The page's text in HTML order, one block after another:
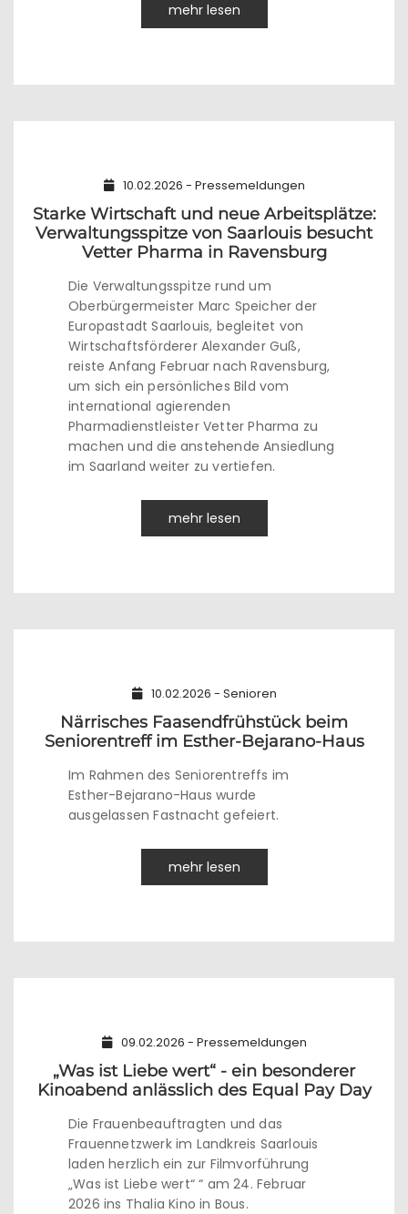
mehr lesen
10.02.2026 - Pressemeldungen
Starke Wirtschaft und neue Arbeitsplätze:
Verwaltungsspitze von Saarlouis besucht
Vetter Pharma in Ravensburg
Die Verwaltungsspitze rund um
Oberbürgermeister Marc Speicher der
Europastadt Saarlouis, begleitet von
Wirtschaftsförderer Alexander Guß,
reiste Anfang Februar nach Ravensburg,
um sich ein persönliches Bild vom
international agierenden
Pharmadienstleister Vetter Pharma zu
machen und die anstehende Ansiedlung
im Saarland weiter zu vertiefen.
mehr lesen
10.02.2026 - Senioren
Närrisches Faasendfrühstück beim
Seniorentreff im Esther-Bejarano-Haus
Im Rahmen des Seniorentreffs im
Esther-Bejarano-Haus wurde
ausgelassen Fastnacht gefeiert.
mehr lesen
09.02.2026 - Pressemeldungen
„Was ist Liebe wert“ - ein besonderer
Kinoabend anlässlich des Equal Pay Day
Die Frauenbeauftragten und das
Frauennetzwerk im Landkreis Saarlouis
laden herzlich ein zur Filmvorführung
„Was ist Liebe wert“ “ am 24. Februar
2026 ins Thalia Kino in Bous.